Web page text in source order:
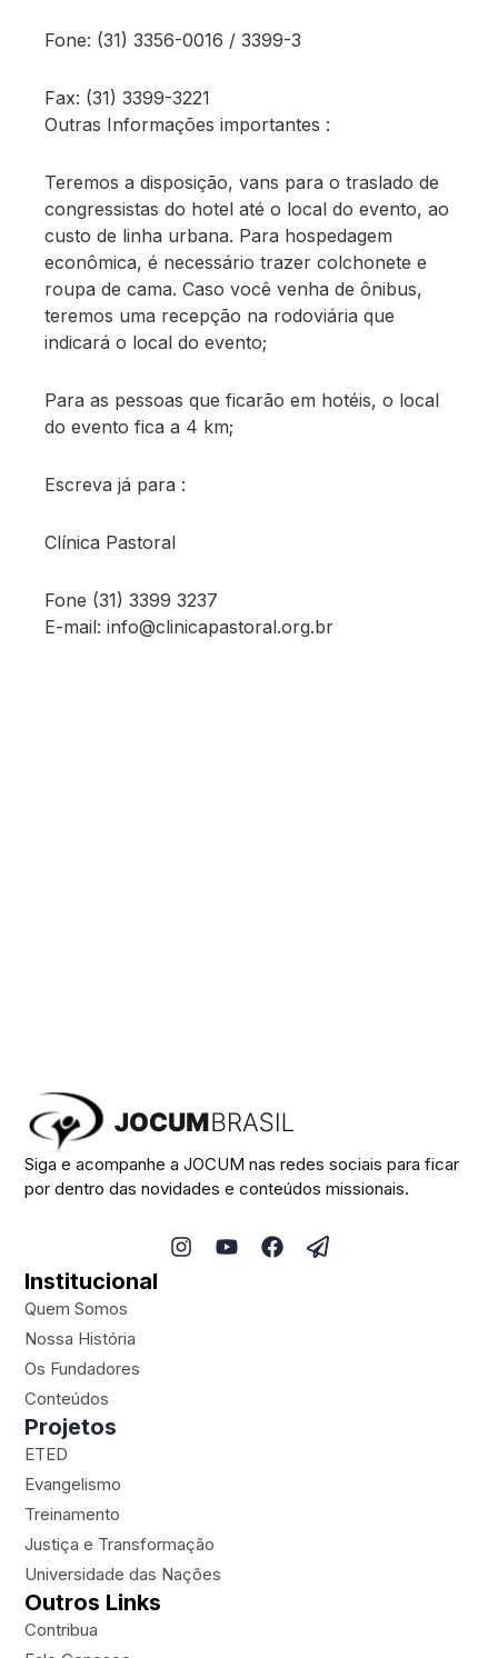
Fone: (31) 3356-0016 / 3399-3
Fax: (31) 3399-3221
Outras Informações importantes :
Teremos a disposição, vans para o traslado de
congressistas do hotel até o local do evento, ao
custo de linha urbana. Para hospedagem
econômica, é necessário trazer colchonete e
roupa de cama. Caso você venha de ônibus,
teremos uma recepção na rodoviária que
indicará o local do evento;
Para as pessoas que ficarão em hotéis, o local
do evento fica a 4 km;
Escreva já para :
Clínica Pastoral
Fone (31) 3399 3237
E-mail:info@clinicapastoral.org.br
Siga e acompanhe a JOCUM nas redes sociais para ficar
por dentro das novidades e conteúdos missionais.
I
n
Y
o
F
a
P
a
Institucional
Quem Somos
Nossa História
Os Fundadores
Conteúdos
Projetos
ETED
Evangelismo
Treinamento
Justiça e Transformação
Universidade das Nações
Outros Links
Contribua